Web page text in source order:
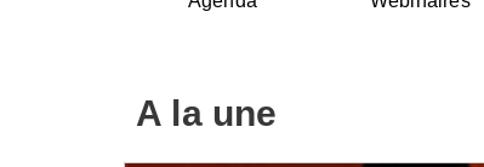
A la une